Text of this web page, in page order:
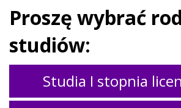
Proszę wybrać
studiów:
Studia I stopnia